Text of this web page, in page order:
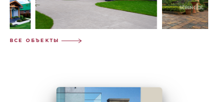
ВСЕ ОБЪЕКТЫ